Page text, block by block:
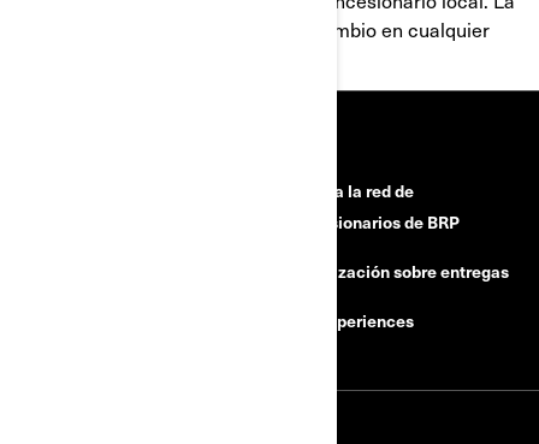
oferta está sujeta a terminación o cambio en cualquier
Unase a la red de
concesionarios de BRP
Actualización sobre entregas
BRP Experiences